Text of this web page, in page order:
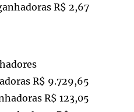
R$ 2,67
R$ 9.729,65
R$ 123,05